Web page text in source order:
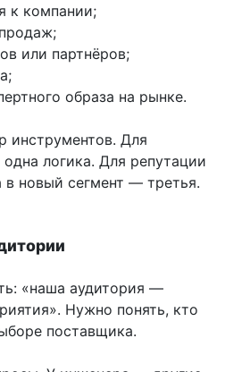
к компании;
или партнёров;
образа на рынке.
инструментов. Для
логика. Для репутации
новый сегмент — третья.
«наша аудитория —
Нужно понять, кто
поставщика.